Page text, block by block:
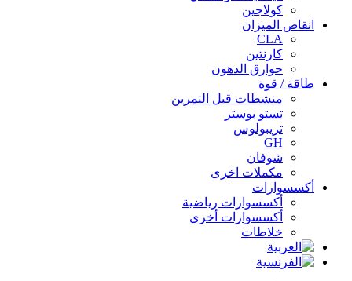
كولاجين
انقاص الميزان
CLA
كارنتين
حوارق الدهون
طاقة / قوة
منشطات قبل التمرين
تستو بوستر
تريبولوس
GH
شوفان
مكملات اخرى
أكسسوارات
أكسسوارات رياضية
أكسسوارات أخرى
خلاطات